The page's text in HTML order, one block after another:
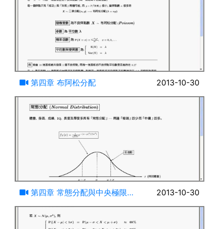
第四章 布阿松分配 2013-10-30
第四章 常態分配與中央極限定
理(一)
2013-10-30